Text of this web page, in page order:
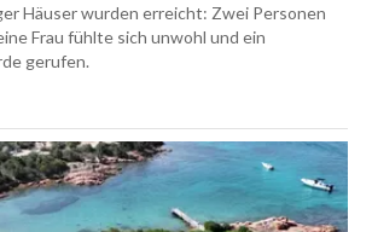
Häuser wurden erreicht: Zwei Personen
Frau fühlte sich unwohl und ein
gerufen.